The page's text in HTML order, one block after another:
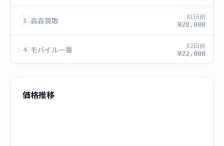
3 森森買取 81日前
¥28,000
4 モバイル一番 62日前
¥22,000
価格推移